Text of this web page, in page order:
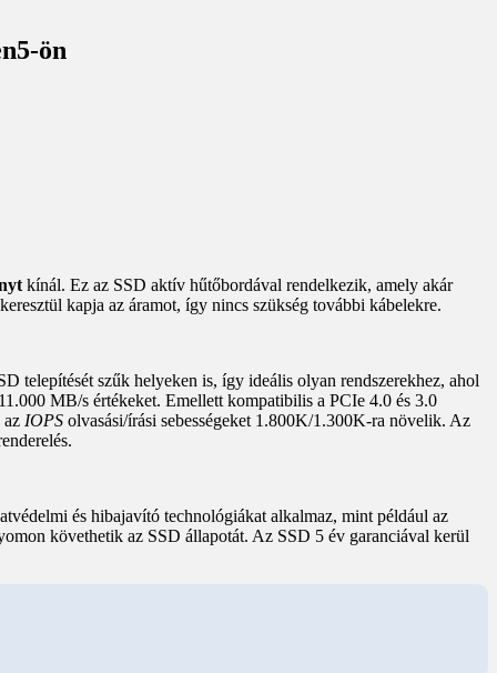
ön
kínál. Ez az SSD aktív hűtőbordával rendelkezik, amely akár
kapja az áramot, így nincs szükség további kábelekre.
telepítését szűk helyeken is, így ideális olyan rendszerekhez, ahol
MB/s értékeket. Emellett kompatibilis a PCIe 4.0 és 3.0
az IOPS olvasási/írási sebességeket 1.800K/1.300K-ra növelik. Az
és hibajavító technológiákat alkalmaz, mint például az
követhetik az SSD állapotát. Az SSD 5 év garanciával kerül